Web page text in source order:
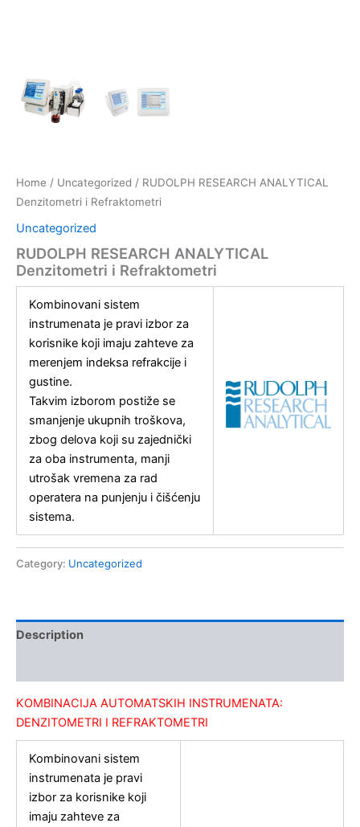
Home / Uncategorized / RUDOLPH RESEARCH ANALYTICAL
Denzitometri i Refraktometri
Uncategorized
RUDOLPH RESEARCH ANALYTICAL
Denzitometri i Refraktometri
Kombinovani sistem
instrumenata je pravi izbor za
korisnike koji imaju zahteve za
merenjem indeksa refrakcije i
gustine.
Takvim izborom postiže se
smanjenje ukupnih troškova,
zbog delova koji su zajednički
za oba instrumenta, manji
utrošak vremena za rad
operatera na punjenju i čišćenju
sistema.
Category: Uncategorized
Description
KOMBINACIJA AUTOMATSKIH INSTRUMENATA:
DENZITOMETRI I REFRAKTOMETRI
Kombinovani sistem
instrumenata je pravi
izbor za korisnike koji
imaju zahteve za